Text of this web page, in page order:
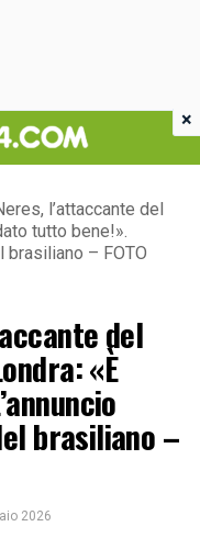
l’attaccante del
tutto bene!».
brasiliano – FOTO
del
«È
brasiliano –
2026
×